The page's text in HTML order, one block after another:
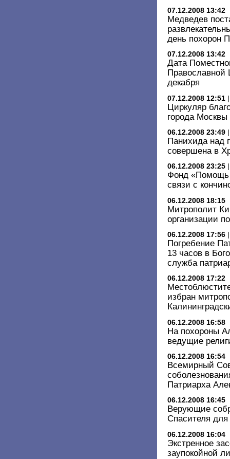
07.12.2008 13:42
Медведев
день похорон
07.12.2008 13:42
Дата
Православной
декабря
07.12.2008 12:51
Циркуляр
города Москвы
06.12.2008 23:49
Панихида над
совершена в
06.12.2008 23:25
Фонд «Помощь
связи с
06.12.2008 18:15
Митрополит
организации
06.12.2008 17:56
Погребение
13 часов в
служба
06.12.2008 17:22
избран
06.12.2008 16:58
На похороны
ведущие
06.12.2008 16:54
Всемирный
Патриарха
06.12.2008 16:45
Верующие
Спасителя
06.12.2008 16:04
Экстренное
заупокойной